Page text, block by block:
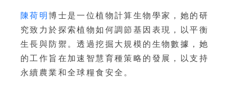
陳荷明博士是一位植物計算生物學家，她的研
究致力於探索植物如何調節基因表現，以平衡
生長與防禦。透過挖掘大規模的生物數據，她
的工作旨在加速智慧育種策略的發展，以支持
永續農業和全球糧食安全。